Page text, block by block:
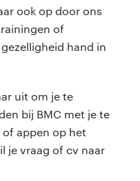
ook op door ons
of
hand in
uit om je te
bij BMC met je te
of appen op het
je vraag of cv naar